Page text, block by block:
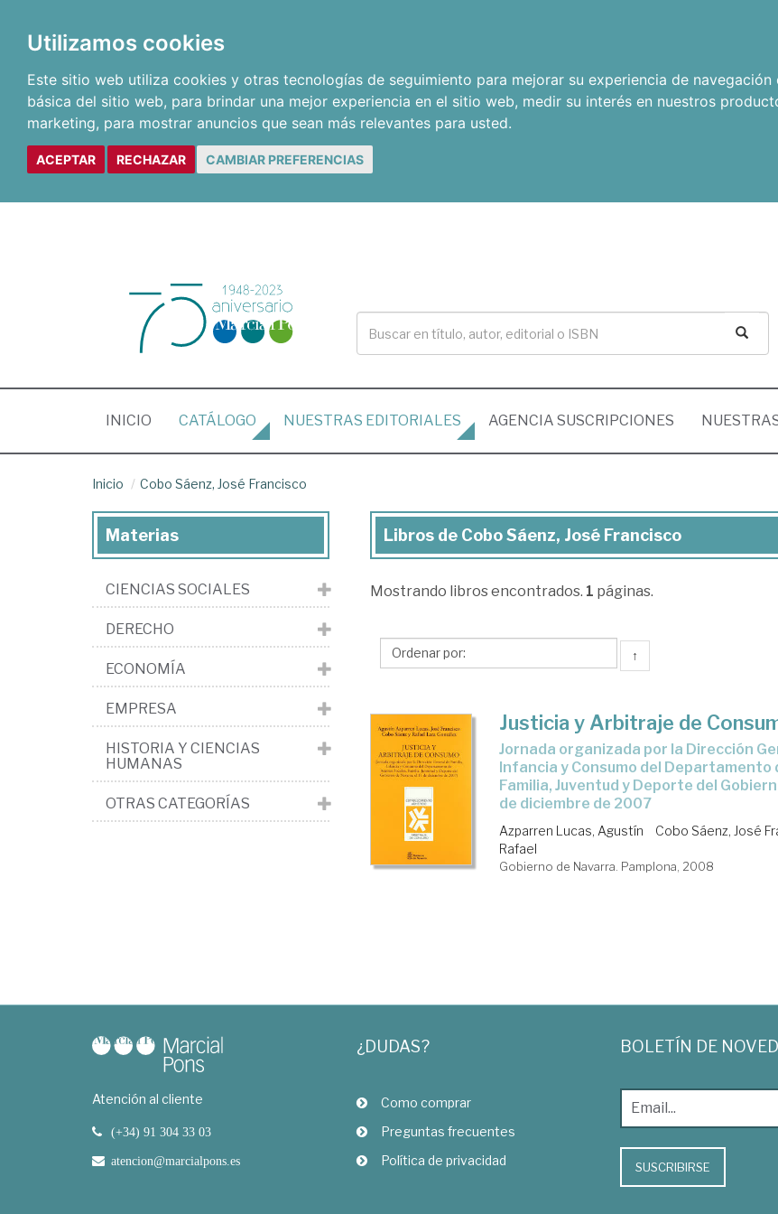
Utilizamos cookies
Este sitio web utiliza cookies y otras tecnologías de seguimiento para mejorar su experiencia de navegación
básica del sitio web, para brindar una mejor experiencia en el sitio web, medir su interés en nuestros
marketing, para mostrar anuncios que sean más relevantes para usted.
ACEPTAR RECHAZAR CAMBIAR PREFERENCIAS
INICIO (CURRENT)
CATÁLOGO NUESTRAS EDITORIALES AGENCIA SUSCRIPCIONES
Inicio Cobo Sáenz, José Francisco
Libros
Cobo
José
Libros de Cobo Sáenz, José Francisco
Mostrando libros encontrados. 1 páginas.
↑
Justicia y Arbitraje de
Jornada organizada por la Dirección General de Familia,
Infancia y Consumo del Departamento
Familia, Juventud y Deporte del
de diciembre de 2007
Azparren Lucas, Agustín Cobo Sáenz, José
Rafael
Gobierno de Navarra. Pamplona, 2008
Materias
CIENCIAS SOCIALES
DERECHO
ECONOMÍA
EMPRESA
HISTORIA Y CIENCIAS
HUMANAS
OTRAS CATEGORÍAS
Atención al cliente
(+34) 91 304 33 03
atencion@marcialpons.es
¿DUDAS?
Como comprar
Preguntas frecuentes
Política de privacidad
BOLETÍN DE
SUSCRIBIRSE